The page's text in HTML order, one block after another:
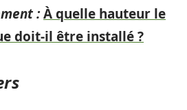
:À quelle hauteur le
doit-il être installé ?